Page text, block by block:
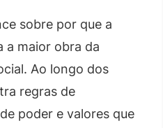
sobre por que a
a maior obra da
Ao longo dos
regras de
poder e valores que